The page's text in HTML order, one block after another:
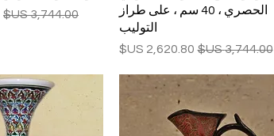
الحصري ، 40 سم ، على طراز
التوليب
سعر عادي‏3,744.00 US$ سعر البيع
سعر عادي